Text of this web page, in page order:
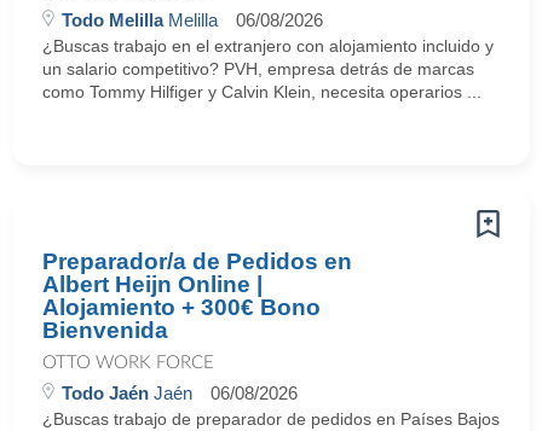
Todo MelillaMelilla 06/08/2026
¿Buscas trabajo en el extranjero con alojamiento incluido y
un salario competitivo? PVH, empresa detrás de marcas
como Tommy Hilfiger y Calvin Klein, necesita operarios ...
Preparador/a de Pedidos en
Albert Heijn Online |
Alojamiento + 300€ Bono
Bienvenida
OTTO WORK FORCE
Todo Jaén Jaén 06/08/2026
¿Buscas trabajo de preparador de pedidos en Países Bajos